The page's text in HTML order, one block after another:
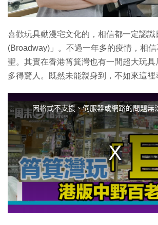
喜歡玩具動漫宅文化的，相信都一定認識
(Broadway)」。不過一年多的疫情，相
聖。其實在香港筲箕灣也有一間超大玩
多得驚人。既然未能親身到，不如來這裡
i
s
a
m
o
d
a
l
w
i
n
d
o
w
因格式不支援、伺服器或網路的問題無